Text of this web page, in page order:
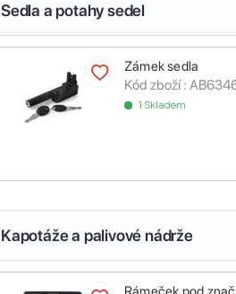
Sedla a potahy sedel
Zámek sedla
Kód zboží :
1 Skladem
Kapotáže a palivové nádrže